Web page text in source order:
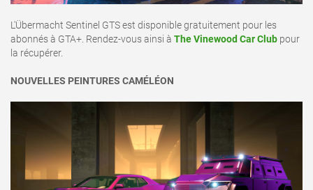
L'Übermacht Sentinel GTS est disponible gratuitement pour les
abonnés à GTA+. Rendez-vous ainsi à The Vinewood Car Club pour
la récupérer.
NOUVELLES PEINTURES CAMÉLÉON